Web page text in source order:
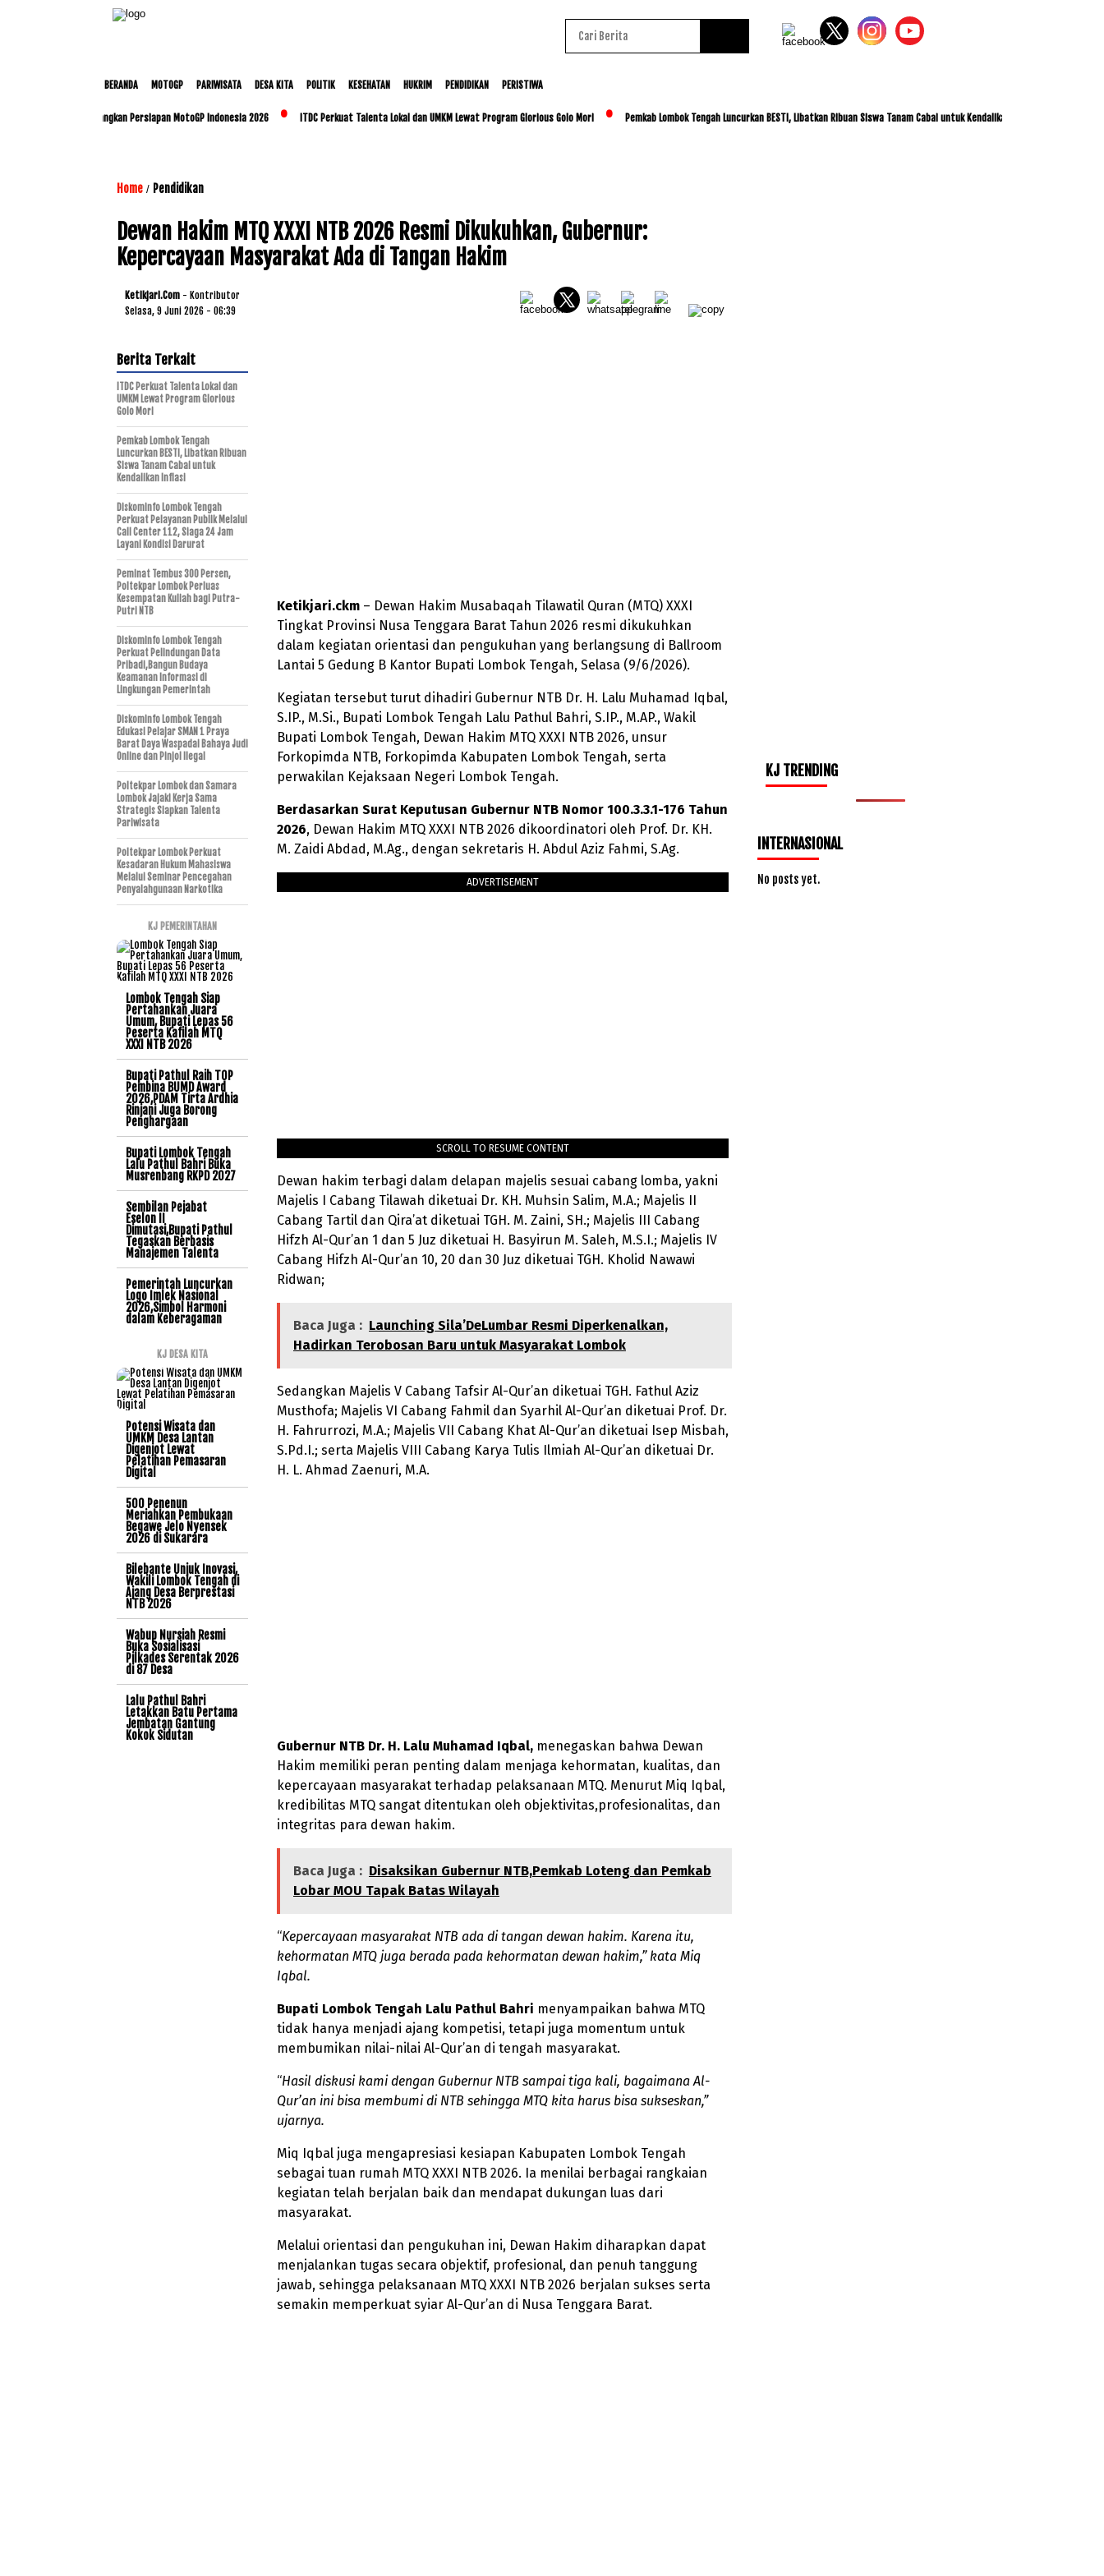
BERANDA MOTOGP PARIWISATA DESA KITA POLITIK KESEHATAN HUKRIM PENDIDIKAN PERISTIWA
Polda NTB Matangkan Persiapan MotoGP Indonesia 2026 ITDC Perkuat Talenta Lokal dan UMKM Lewat Program Glorious Golo Mori Pemkab Lombok Tengah Luncurkan BESTI, Libatkan Ribuan Siswa Tanam Cabai untuk Kendalikan Inflasi
Home / Pendidikan
Dewan Hakim MTQ XXXI NTB 2026 Resmi Dikukuhkan, Gubernur:
Kepercayaan Masyarakat Ada di Tangan Hakim
Ketikjari.com - Kontributor
Selasa, 9 Juni 2026 - 06:39
Ketikjari.ckm – Dewan Hakim Musabaqah Tilawatil Quran (MTQ) XXXI
Tingkat Provinsi Nusa Tenggara Barat Tahun 2026 resmi dikukuhkan
dalam kegiatan orientasi dan pengukuhan yang berlangsung di Ballroom
Lantai 5 Gedung B Kantor Bupati Lombok Tengah, Selasa (9/6/2026).
Kegiatan tersebut turut dihadiri Gubernur NTB Dr. H. Lalu Muhamad Iqbal,
S.IP., M.Si., Bupati Lombok Tengah Lalu Pathul Bahri, S.IP., M.AP., Wakil
Bupati Lombok Tengah, Dewan Hakim MTQ XXXI NTB 2026, unsur
Forkopimda NTB, Forkopimda Kabupaten Lombok Tengah, serta
perwakilan Kejaksaan Negeri Lombok Tengah.
Berdasarkan Surat Keputusan Gubernur NTB Nomor 100.3.3.1-176 Tahun
2026, Dewan Hakim MTQ XXXI NTB 2026 dikoordinatori oleh Prof. Dr. KH.
M. Zaidi Abdad, M.Ag., dengan sekretaris H. Abdul Aziz Fahmi, S.Ag.
ADVERTISEMENT
SCROLL TO RESUME CONTENT
Dewan hakim terbagi dalam delapan majelis sesuai cabang lomba, yakni
Majelis I Cabang Tilawah diketuai Dr. KH. Muhsin Salim, M.A.; Majelis II
Cabang Tartil dan Qira’at diketuai TGH. M. Zaini, SH.; Majelis III Cabang
Hifzh Al-Qur’an 1 dan 5 Juz diketuai H. Basyirun M. Saleh, M.S.I.; Majelis IV
Cabang Hifzh Al-Qur’an 10, 20 dan 30 Juz diketuai TGH. Kholid Nawawi
Ridwan;
Baca Juga : Launching Sila’DeLumbar Resmi Diperkenalkan,
Hadirkan Terobosan Baru untuk Masyarakat Lombok
Sedangkan Majelis V Cabang Tafsir Al-Qur’an diketuai TGH. Fathul Aziz
Musthofa; Majelis VI Cabang Fahmil dan Syarhil Al-Qur’an diketuai Prof. Dr.
H. Fahrurrozi, M.A.; Majelis VII Cabang Khat Al-Qur’an diketuai Isep Misbah,
S.Pd.I.; serta Majelis VIII Cabang Karya Tulis Ilmiah Al-Qur’an diketuai Dr.
H. L. Ahmad Zaenuri, M.A.
Gubernur NTB Dr. H. Lalu Muhamad Iqbal, menegaskan bahwa Dewan
Hakim memiliki peran penting dalam menjaga kehormatan, kualitas, dan
kepercayaan masyarakat terhadap pelaksanaan MTQ. Menurut Miq Iqbal,
kredibilitas MTQ sangat ditentukan oleh objektivitas,profesionalitas, dan
integritas para dewan hakim.
Baca Juga : Disaksikan Gubernur NTB,Pemkab Loteng dan Pemkab
Lobar MOU Tapak Batas Wilayah
“Kepercayaan masyarakat NTB ada di tangan dewan hakim. Karena itu,
kehormatan MTQ juga berada pada kehormatan dewan hakim,” kata Miq
Iqbal.
Bupati Lombok Tengah Lalu Pathul Bahri menyampaikan bahwa MTQ
tidak hanya menjadi ajang kompetisi, tetapi juga momentum untuk
membumikan nilai-nilai Al-Qur’an di tengah masyarakat.
“Hasil diskusi kami dengan Gubernur NTB sampai tiga kali, bagaimana Al-
Qur’an ini bisa membumi di NTB sehingga MTQ kita harus bisa sukseskan,”
ujarnya.
Miq Iqbal juga mengapresiasi kesiapan Kabupaten Lombok Tengah
sebagai tuan rumah MTQ XXXI NTB 2026. Ia menilai berbagai rangkaian
kegiatan telah berjalan baik dan mendapat dukungan luas dari
masyarakat.
Melalui orientasi dan pengukuhan ini, Dewan Hakim diharapkan dapat
menjalankan tugas secara objektif, profesional, dan penuh tanggung
jawab, sehingga pelaksanaan MTQ XXXI NTB 2026 berjalan sukses serta
semakin memperkuat syiar Al-Qur’an di Nusa Tenggara Barat.
Berita Terkait
ITDC Perkuat Talenta Lokal dan
UMKM Lewat Program Glorious
Golo Mori
Pemkab Lombok Tengah
Luncurkan BESTI, Libatkan Ribuan
Siswa Tanam Cabai untuk
Kendalikan Inflasi
Diskominfo Lombok Tengah
Perkuat Pelayanan Publik Melalui
Call Center 112, Siaga 24 Jam
Layani Kondisi Darurat
Peminat Tembus 300 Persen,
Poltekpar Lombok Perluas
Kesempatan Kuliah bagi Putra-
Putri NTB
Diskominfo Lombok Tengah
Perkuat Pelindungan Data
Pribadi,Bangun Budaya
Keamanan Informasi di
Lingkungan Pemerintah
Diskominfo Lombok Tengah
Edukasi Pelajar SMAN 1 Praya
Barat Daya Waspadai Bahaya Judi
Online dan Pinjol Ilegal
Poltekpar Lombok dan Samara
Lombok Jajaki Kerja Sama
Strategis Siapkan Talenta
Pariwisata
Poltekpar Lombok Perkuat
Kesadaran Hukum Mahasiswa
Melalui Seminar Pencegahan
Penyalahgunaan Narkotika
KJ PEMERINTAHAN
Lombok Tengah Siap
Pertahankan Juara
Umum, Bupati Lepas 56
Peserta Kafilah MTQ
XXXI NTB 2026
Bupati Pathul Raih TOP
Pembina BUMD Award
2026,PDAM Tirta Ardhia
Rinjani Juga Borong
Penghargaan
Bupati Lombok Tengah
Lalu Pathul Bahri Buka
Musrenbang RKPD 2027
Sembilan Pejabat
Eselon II
Dimutasi,Bupati Pathul
Tegaskan Berbasis
Manajemen Talenta
Pemerintah Luncurkan
Logo Imlek Nasional
2026,Simbol Harmoni
dalam Keberagaman
KJ DESA KITA
Potensi Wisata dan
UMKM Desa Lantan
Digenjot Lewat
Pelatihan Pemasaran
Digital
500 Penenun
Meriahkan Pembukaan
Begawe Jelo Nyensek
2026 di Sukarara
Bilebante Unjuk Inovasi,
Wakili Lombok Tengah di
Ajang Desa Berprestasi
NTB 2026
Wabup Nursiah Resmi
Buka Sosialisasi
Pilkades Serentak 2026
di 87 Desa
Lalu Pathul Bahri
Letakkan Batu Pertama
Jembatan Gantung
Kokok Sidutan
KJ TRENDING
INTERNASIONAL
No posts yet.